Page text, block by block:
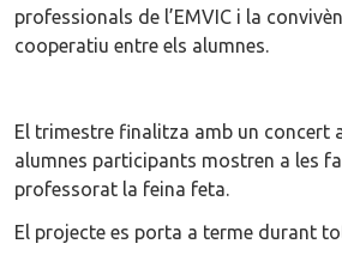
professionals de l’EMVIC i la
cooperatiu entre els alumnes.
El trimestre finalitza amb un concert
alumnes participants mostren a les
professorat la feina feta.
El projecte es porta a terme durant